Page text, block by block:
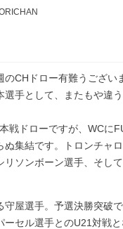
のCHドロー有難うござい
選手として、またもや違
戦ドローですが、WCに
ぬ集結です。トロンチャ
リソンボーン選手、そし
守屋選手。予選決勝突破
ーセル選手とのU21対戦